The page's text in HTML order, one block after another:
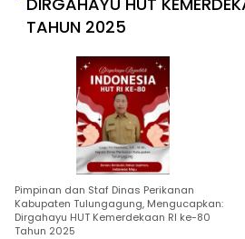
TAHUN 2025
Pimpinan dan Staf Dinas Perikanan
Kabupaten Tulungagung, Mengucapkan:
Dirgahayu HUT Kemerdekaan RI ke-80
Tahun 2025